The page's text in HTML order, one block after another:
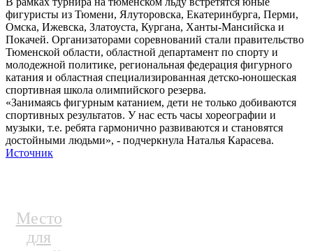
фигуристы из Тюмени, Ялуторовска, Екатеринбурга, Перми,
Омска, Ижевска, Златоуста, Кургана, Ханты-Мансийска и
Покачей. Организаторами соревнований стали правительство
Тюменской области, областной департамент по спорту и
молодежной политике, региональная федерация фигурного
катания и областная специализированная детско-юношеская
спортивная школа олимпийского резерва.
«Занимаясь фигурным катанием, дети не только добиваются
спортивных результатов. У нас есть часы хореографии и
музыки, т.е. ребята гармонично развиваются и становятся
достойными людьми», - подчеркнула Наталья Карасева.
Источник
Место
для